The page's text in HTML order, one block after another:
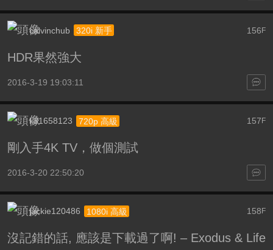
156 F
calvinchub 320i 新手
HDR果然強大
2016-3-19 19:03:11
157 F
k31658123 720p 高級
剛入手4K TV，做個測試
2016-3-20 22:50:20
158 F
jackie120486 1080i 高級
沒記錯的話, 應該是下載過了啊! – Exodus & Life